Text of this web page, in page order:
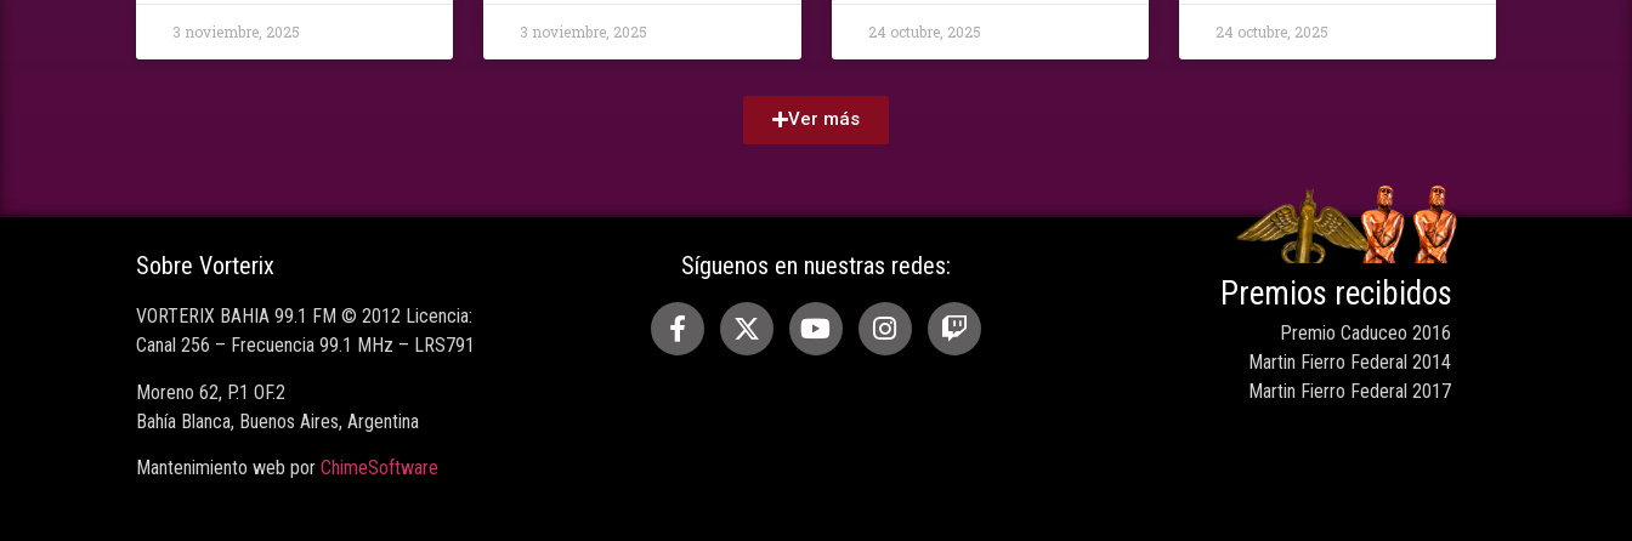
3 noviembre, 2025 3 noviembre, 2025 24 octubre, 2025 24 octubre, 2025
Ver más
Sobre Vorterix
VORTERIX BAHIA 99.1 FM © 2012 Licencia:
Canal 256 – Frecuencia 99.1 MHz – LRS791
Moreno 62, P.1 OF.2
Bahía Blanca, Buenos Aires, Argentina
Mantenimiento web por ChimeSoftware
Síguenos en nuestras redes:
Premios recibidos
Premio Caduceo 2016
Martin Fierro Federal 2014
Martin Fierro Federal 2017